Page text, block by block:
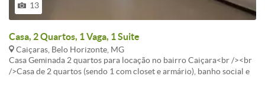
13
Casa, 2 Quartos, 1 Vaga, 1 Suite
Caiçaras, Belo Horizonte, MG
Casa Geminada 2 quartos para locação no bairro Caiçara<br /><br
/>Casa de 2 quartos (sendo 1 com closet e armário), banho social e